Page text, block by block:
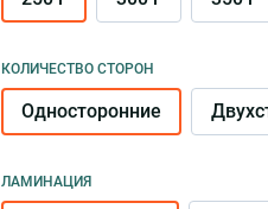
КОЛИЧЕСТВО СТОРОН
Односторонние
ЛАМИНАЦИЯ